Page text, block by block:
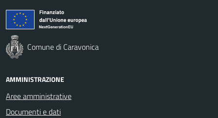
Comune di Caravonica
AMMINISTRAZIONE
Aree amministrative
Documenti e dati